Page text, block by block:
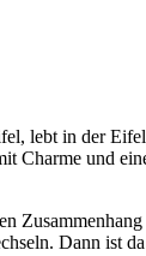
lebt in der
und
Dann ist